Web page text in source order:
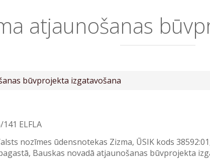
atjaunošanas
būvprojekta izgatavošana
ELFLA
nozīmes ūdensnotekas Zizma, ŪSIK kods
Bauskas novadā atjaunošanas būvprojekta